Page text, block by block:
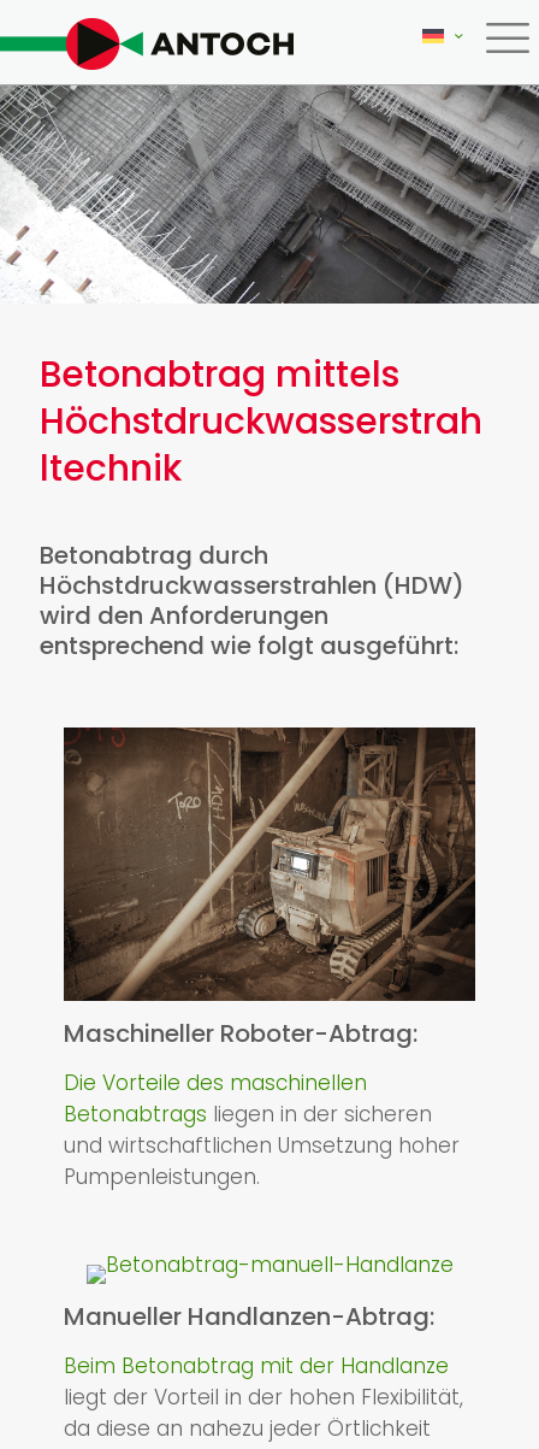
Betonabtrag mittels
Höchstdruckwasserstrah
ltechnik
Betonabtrag durch
Höchstdruckwasserstrahlen (HDW)
wird den Anforderungen
entsprechend wie folgt ausgeführt:
Maschineller Roboter-Abtrag:
Die Vorteile des maschinellen
Betonabtrags liegen in der sicheren
und wirtschaftlichen Umsetzung hoher
Pumpenleistungen.
Manueller Handlanzen-Abtrag:
Beim Betonabtrag mit der Handlanze
liegt der Vorteil in der hohen Flexibilität,
da diese an nahezu jeder Örtlichkeit